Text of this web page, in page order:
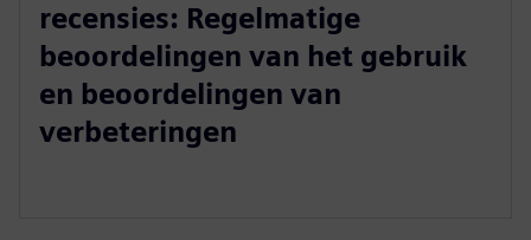
recensies: Regelmatige
beoordelingen van het gebruik
en beoordelingen van
verbeteringen